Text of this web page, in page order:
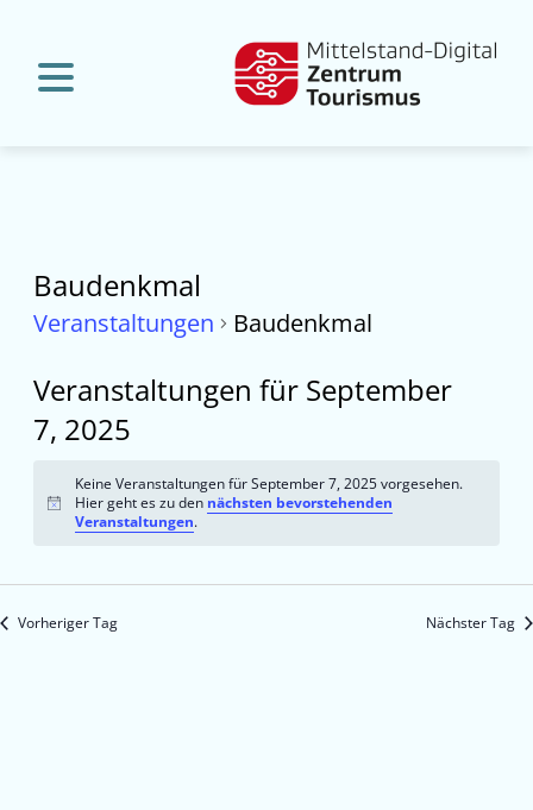
Baudenkmal
Veranstaltungen Baudenkmal
Veranstaltungen für September
7, 2025
Hinweis
Keine Veranstaltungen für September 7, 2025 vorgesehen.
Hier geht es zu den nächsten bevorstehenden
Veranstaltungen.
Vorheriger Tag Nächster Tag